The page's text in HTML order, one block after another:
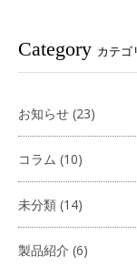
Category カテゴ
お知らせ (23)
コラム (10)
未分類 (14)
製品紹介 (6)